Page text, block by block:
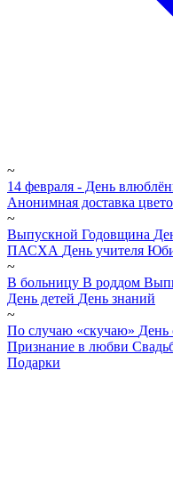
~
14 февраля - День
Анонимная доставка
~
Выпускной Годовщина
ПАСХА День учителя
~
В больницу В роддом
День детей День знаний
~
По случаю «скучаю» День
Признание в любви
Подарки